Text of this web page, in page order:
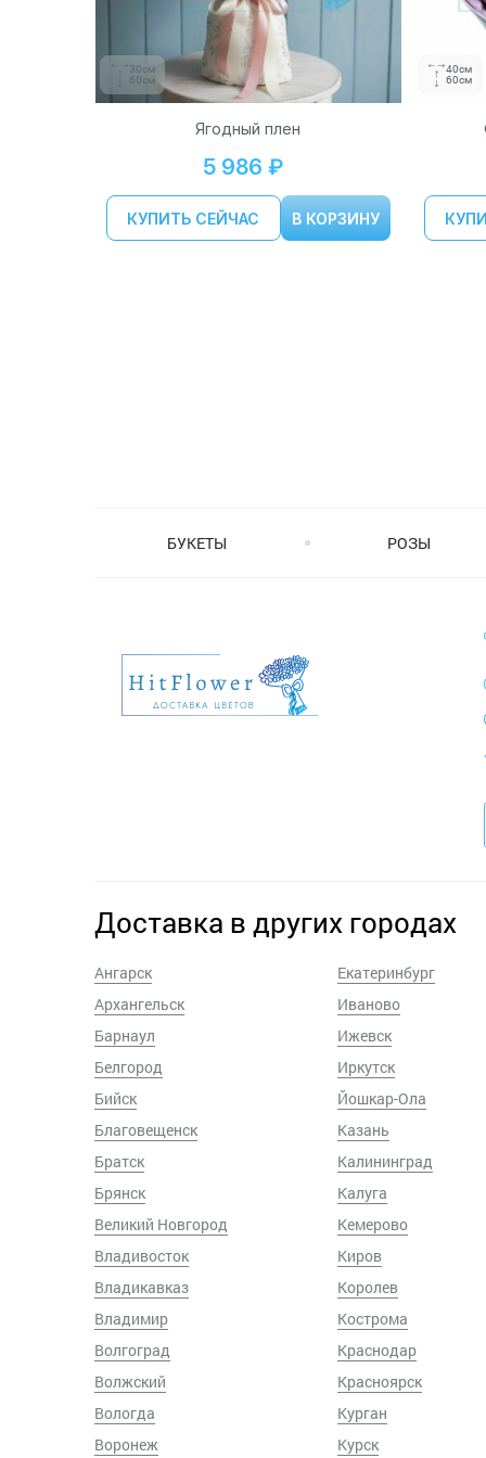
30см
60см
Ягодный плен
5 986 ₽
КУПИТЬ СЕЙЧАС В КОРЗИНУ
40см
60см
БУКЕТЫ РОЗЫ
Доставка в других городах
Ангарск
Архангельск
Барнаул
Белгород
Бийск
Благовещенск
Братск
Брянск
Великий Новгород
Владивосток
Владикавказ
Владимир
Волгоград
Волжский
Вологда
Воронеж
Екатеринбург
Иваново
Ижевск
Иркутск
Йошкар-Ола
Казань
Калининград
Калуга
Кемерово
Киров
Королев
Кострома
Краснодар
Красноярск
Курган
Курск